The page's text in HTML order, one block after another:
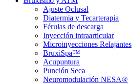
Ajuste Oclusal
Diatermia y Tecarterapia
Férulas de descarga
Inyección intraarticular
Microinyecciones Relajantes
BruxiSpa™
Acupuntura
Punción Seca
Neuromodulación NESA®